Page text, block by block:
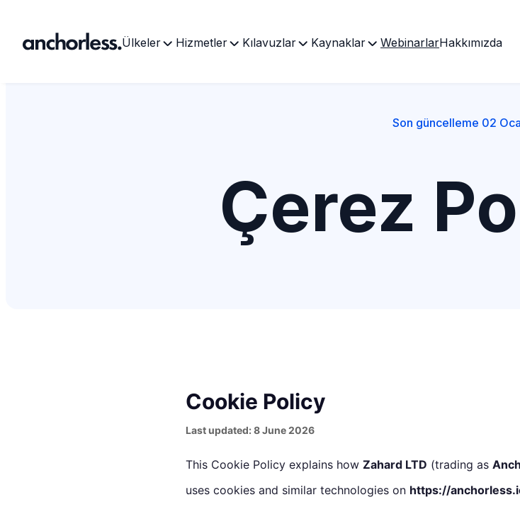
Ülkeler Hizmetler Kılavuzlar Kaynaklar WebinarlarHakkımızda
Son güncelleme 02
Çerez
Cookie Policy
Last updated: 8 June 2026
This Cookie Policy explains how Zahard LTD (trading as
uses cookies and similar technologies on https://